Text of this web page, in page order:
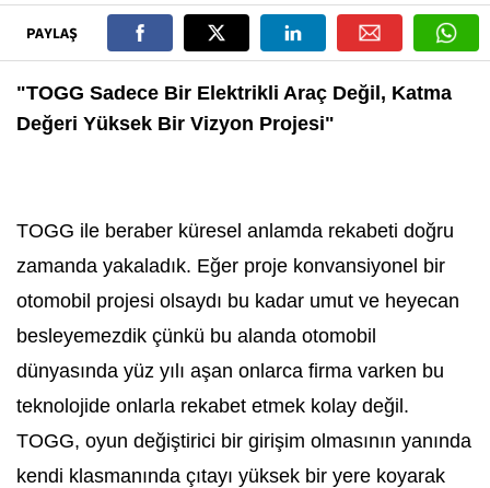
PAYLAŞ
"TOGG Sadece Bir Elektrikli Araç Değil, Katma
Değeri Yüksek Bir Vizyon Projesi"
TOGG ile beraber küresel anlamda rekabeti doğru
zamanda yakaladık. Eğer proje konvansiyonel bir
otomobil projesi olsaydı bu kadar umut ve heyecan
besleyemezdik çünkü bu alanda otomobil
dünyasında yüz yılı aşan onlarca firma varken bu
teknolojide onlarla rekabet etmek kolay değil.
TOGG, oyun değiştirici bir girişim olmasının yanında
kendi klasmanında çıtayı yüksek bir yere koyarak